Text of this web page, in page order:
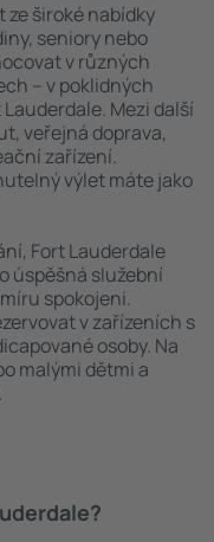
ze široké nabídky
seniory nebo
v různých
– v poklidných
Mezi další
veřejná doprava,
zařízení.
výlet máte jako
Fort Lauderdale
úspěšná služební
spokojeni.
v zařízeních s
osoby. Na
malými dětmi a